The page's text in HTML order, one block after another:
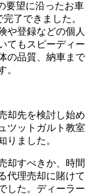
要望に沿ったお車
了できました。
や登録などの個人
てもスピーディー
の品質、納車まで
。
却先を検討し始め
ツットガルト教室
りました。
却すべきか、時間
代理売却に賭けて
した。ディーラー